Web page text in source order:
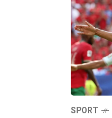
SPORT